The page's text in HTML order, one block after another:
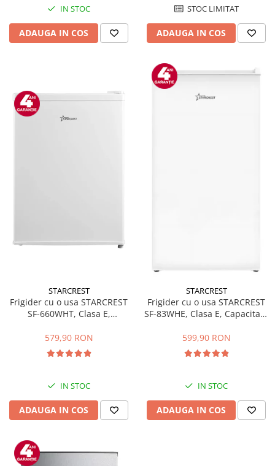
IN STOC
ADAUGA IN COS
STOC LIMITAT
ADAUGA IN COS
STARCREST
Frigider cu o usa STARCREST
SF-660WHT, Clasa E,
579,90 RON
IN STOC
ADAUGA IN COS
STARCREST
Frigider cu o usa STARCREST
SF-83WHE, Clasa E, Capacitate
Compartiment gheata, H 85
cm, Alb
599,90 RON
IN STOC
ADAUGA IN COS